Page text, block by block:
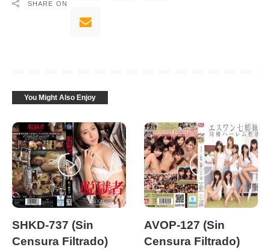
SHARE ON
You Might Also Enjoy
SHKD-737 (Sin
Censura Filtrado)
AVOP-127 (Sin
Censura Filtrado)